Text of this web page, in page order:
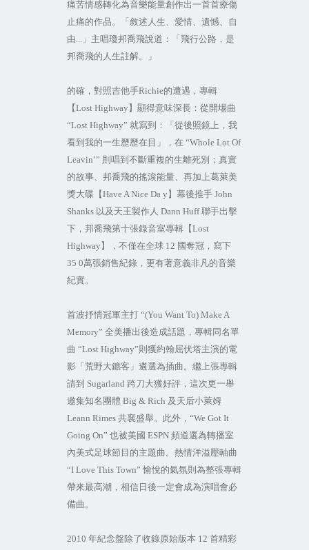
痛苦情感轉化為音樂能量創作出一首首療傷
止痛的作品。「敘述人生、愛情、遺憾、自
由...」主唱瓊邦喬飛說道：「飛行公路，是
邦喬飛的人生註解。」
的確，對照吉他手Richie的遭遇，專輯
【Lost Highway 】顯得意味深長：從開場曲
“Lost Highway” 就寫到：「從後照鏡上，我
看到我的一生歷歷在目」，在 “Whole Lot Of
Leavin’” 則唱到不斷重複的生離死別；真實
的故事、邦喬飛的搖滾能量、再加上葛萊美
獎大碟【Have A Nice Da y 】幕後推手 John
Shanks 以及天王製作人 Dann Huff聯手出擊
下，邦喬飛第十張錄音室專輯【Lost
Highway 】，不僅在全球 12 國奪冠，寫下
35 0萬張銷售紀錄，更有著意義非凡的音樂
紀實。
首波抒情冠軍主打 “(You Want To) Make A
Memory” 全美播出後造成話題，專輯同名單
曲 “Lost Highway”則獲約翰屈伏塔主演的電
影「荒野大鑣客」遴選為插曲。繼上張專輯
請到 Sugarland 跨刀大獲好評，這次更一舉
邀集知名團體 Big & Rich 及天后小萊姆
Leann Rimes 共襄盛舉。此外， “We Got It
Going On” 也被美國 ESPN 頻道選為轉播室
內美式足球節目的主題曲。熱情洋溢壓軸曲
“I Love This Town” 愉悅的氣氛則為整張專輯
帶來最高潮，相信日後一定會成為演唱會必
備曲。
2010 年紀念盤除了收錄原始版本 12 首精彩